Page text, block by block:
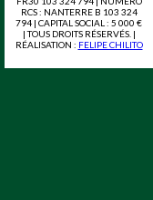
RCS : NANTERRE B 103 324
794 | CAPITAL SOCIAL : 5 000 €
| TOUS DROITS RÉSERVÉS. |
RÉALISATION : FELIPE CHILITO